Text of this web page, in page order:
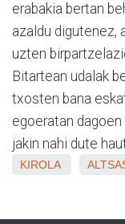
erabakia bertan
azaldu digutenez,
uzten
Bitartean udalak
txosten bana
egoeratan
jakin nahi dute
KIROLA